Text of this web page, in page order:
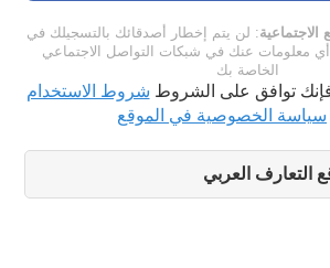
: لن يتم إخطار أصدقائك بالتسجيلك في
أي معلومات عنك في شبكات التواصل الاجتماعي
الخاصة بك
فإنك توافق على الشروط شروط الاستخدام
سياسة الخصوصية في الموقع
العربي
to